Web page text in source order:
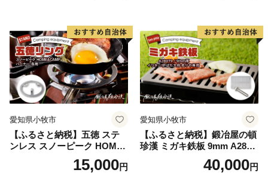
ソロ ソロキャンプ グランピ
ング バーナー 風防 鍛冶屋の
頓珍漢 愛知県 小牧市 送料無
料
愛知県小牧市
【ふるさと納税】五徳 ステ
ンレス スノーピーク HOME
&CAMP バーナー専用 専用
五徳 軽量 変形しにくい ずれ
15,000円
愛知県小牧市
【ふるさと納税】鍛冶屋の頓
珍漢 ミガキ鉄板 9mm A280T
9 イワタニ 炉ばた大将 炙り
や 専用 キャンプ ステンレス
40,000円